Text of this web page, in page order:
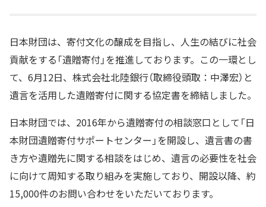
日本財団は、寄付文化の醸成を目指し、人生の結びに社会
貢献をする「遺贈寄付」を推進しております。この一環とし
て、6月12日、株式会社北陸銀行（取締役頭取：中澤宏）と
遺言を活用した遺贈寄付に関する協定書を締結しました。
日本財団では、2016年から遺贈寄付の相談窓口として「日
本財団遺贈寄付サポートセンター」を開設し、遺言書の書
き方や遺贈先に関する相談をはじめ、遺言の必要性を社会
に向けて周知する取り組みを実施しており、開設以降、約
15,000件のお問い合わせをいただいております。